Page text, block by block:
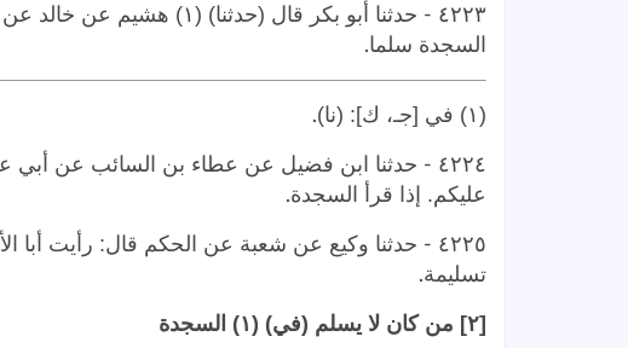
٤٢٢٣ -
حدثنا أبو بكر قال (حدثنا) (١)
السجدة سلما.
(١) في [جـ، ك]: (نا) .
٤٢٢٤ - حدثنا ابن فضيل عن عطاء بن السائب عن أبي
عليكم. إذا قرأ السجدة.
٤٢٢٥ - حدثنا وكيع عن شعبة عن الحكم قال: رأيت أبا
تسليمة.
[٢] من كان لا يسلم (في) (١) السجدة